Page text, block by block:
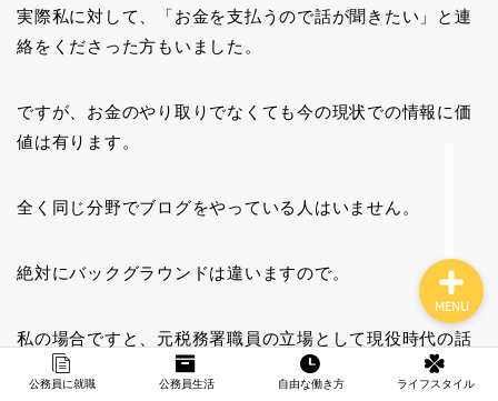
実際私に対して、「お金を支払うので話が聞きたい」と連
絡をくださった方もいました。
ですが、お金のやり取りでなくても今の現状での情報に価
値は有ります。
全く同じ分野でブログをやっている人はいません。
絶対にバックグラウンドは違いますので。
私の場合ですと、元税務署職員の立場として現役時代の話
をネタとして提供できました。
公務員に就職 公務員生活 自由な働き方 ライフスタイル
MENU
フリーランスの仕事